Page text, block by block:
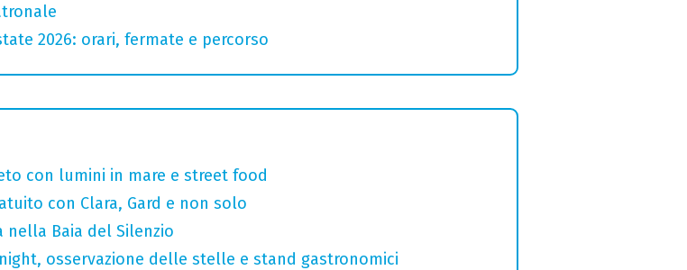
2026: orari, fermate e percorso
con lumini in mare e street food
con Clara, Gard e non solo
nella Baia del Silenzio
osservazione delle stelle e stand gastronomici